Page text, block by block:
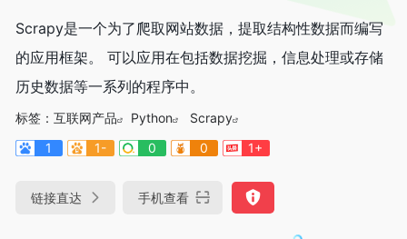
Scrapy是一个为了爬取网站数据，提取结构性数据而编写
的应用框架。 可以应用在包括数据挖掘，信息处理或存储
历史数据等一系列的程序中。
标签： 互联网产品 Python
Scrapy
1
1- 0 0 1+
链接直达 手机查看